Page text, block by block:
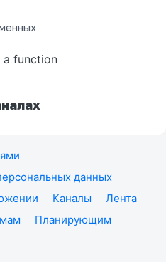
a function
данных
Каналы
Лента
Планирующим